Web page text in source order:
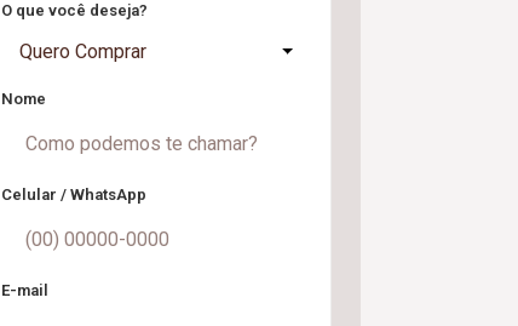
O que você deseja?
Quero Comprar
Nome
Celular / WhatsApp
E-mail